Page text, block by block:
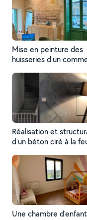
Mise en peinture des
huisseries d'un
Réalisation et
d'un béton ciré à la
Une chambre d'enfant